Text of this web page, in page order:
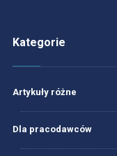
Kategorie
Artykuły różne
Dla pracodawców